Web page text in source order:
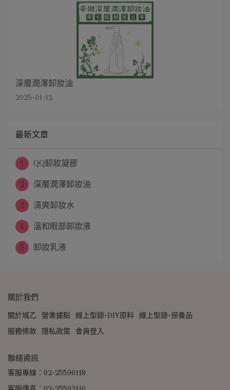
深層潤澤卸妝油
2025-01-12
最新文章
1 QQ卸妝凝膠
2 深層潤澤卸妝油
3 清爽卸妝水
4 溫和眼部卸妝液
5 卸妝乳液
關於我們
關於城乙 營業據點 線上型錄-DIY原料 線上型錄-保養品
服務條款
隱私政策 會員登入
聯絡資訊
客服專線：02-25596118